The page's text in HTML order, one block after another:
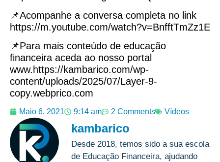
📌Acompanhe a conversa completa no link
https://m.youtube.com/watch?v=BnfftTmZz1E
📌Para mais conteúdo de educação
financeira aceda ao nosso portal
www.https://kambarico.com/wp-
content/uploads/2025/07/Layer-9-
copy.webprico.com
Maio 6, 2021 9:14 am 2 Comments Vídeos
kambarico
Desde 2018, temos sido a sua escola
de Educação Financeira, ajudando